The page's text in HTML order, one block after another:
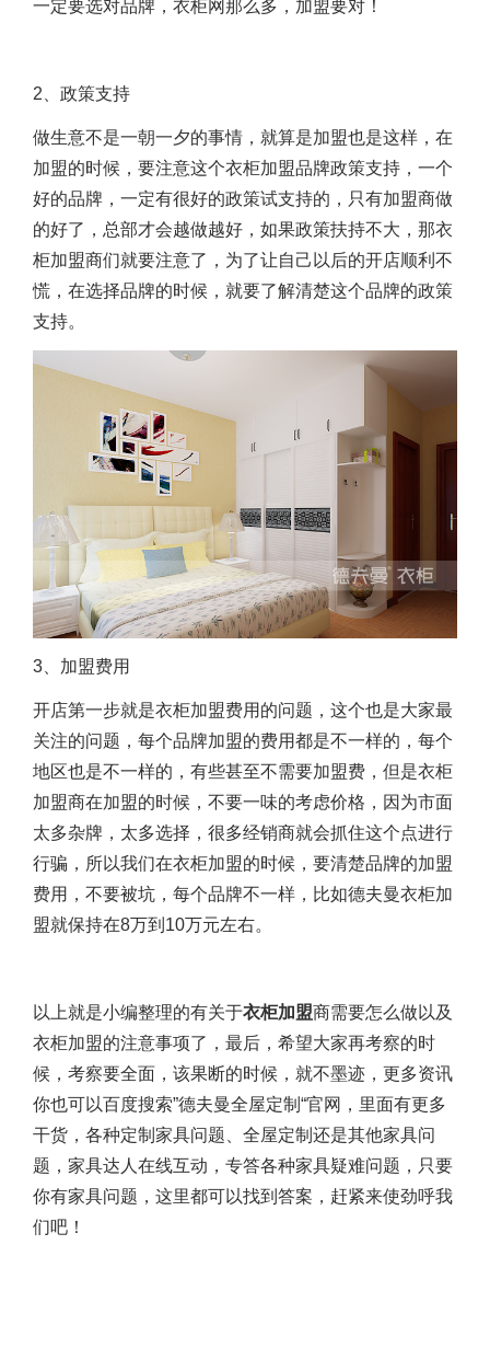
一定要选对品牌， 衣柜网那么多，加盟要对 ！
2、政策支持
做生意不是一朝一夕的事情，就算是加盟也是这样，在
加盟的时候，要注意这个衣柜加盟品牌政策支持 ，一个
好的品牌，一定有很好的政策试支持的，只有加盟商做
的好了，总部才会越做越好，如果政策扶持不大，那衣
柜加盟商们就要注意了，为了让自己以后的开店顺利不
慌，在选择品牌的时候，就要了解清楚这个品牌的政策
支持。
3、加盟费用
开店第一步就是衣柜加盟费用 的问题，这个也是大家最
关注的问题，每个品牌加盟的费用都是不一样的，每个
地区也是不一样的，有些甚至不需要加盟费，但是衣柜
加盟商在加盟的时候，不要一味的考虑价格，因为市面
太多杂牌，太多选择，很多经销商就会抓住这个点进行
行骗，所以我们在衣柜加盟的时候，要清楚品牌的加盟
费用，不要被坑，每个品牌不一样，比如德夫曼衣柜加
盟就保持在8万到10万元左右。
以上就是小编整理的有关于衣柜加盟商需要怎么做以及
衣柜加盟的注意事项了，最后，希望大家再考察的时
候，考察要全面，该果断的时候，就不墨迹，更多资讯
你也可以百度搜索”德夫曼全屋定制“官网，里面有更多
干货，各种定制家具问题、全屋定制还是其他家具问
题，家具达人在线互动，专答各种家具疑难问题，只要
你有家具问题，这里都可以找到答案，赶紧来使劲呼我
们吧！